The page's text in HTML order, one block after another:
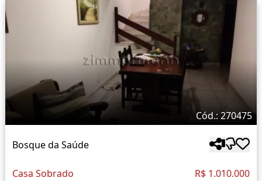
Cód.: 270475
Bosque da Saúde
Casa Sobrado R$ 1.010.000